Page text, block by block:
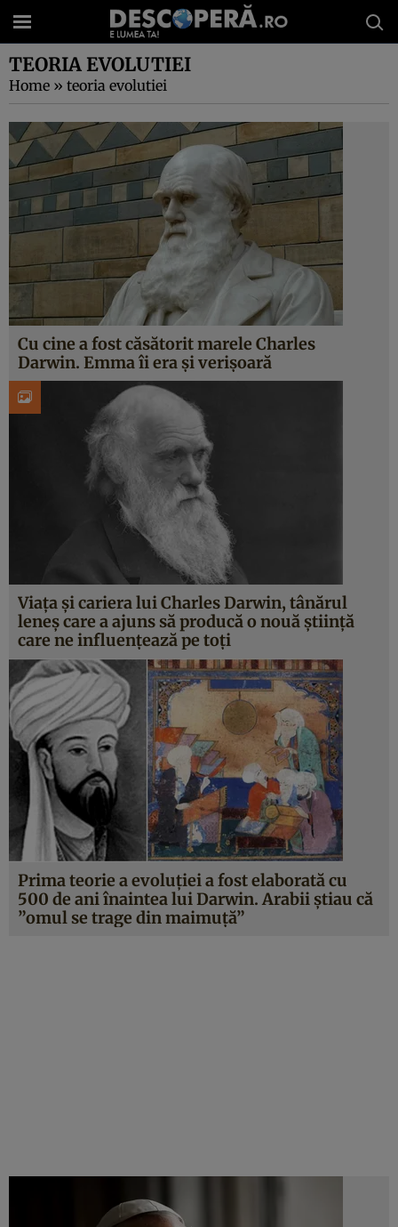
TEORIA EVOLUTIEI
Home » teoria evolutiei
Cu cine a fost căsătorit marele Charles
Darwin. Emma îi era şi verişoară
Viaţa şi cariera lui Charles Darwin, tânărul
leneş care a ajuns să producă o nouă ştiinţă
care ne influenţează pe toţi
Prima teorie a evoluţiei a fost elaborată cu
500 de ani înaintea lui Darwin. Arabii ştiau că
”omul se trage din maimuţă”